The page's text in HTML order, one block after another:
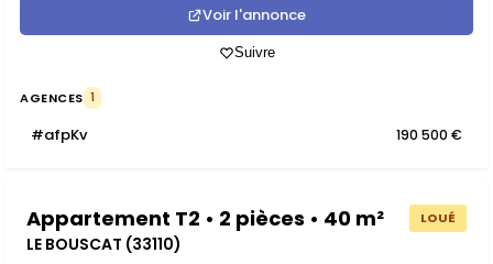
Voir l'annonce
Suivre
AGENCES 1
#afpKv 190 500 €
Appartement T2 • 2 pièces • 40 m² LOUÉ
LE BOUSCAT (33110)